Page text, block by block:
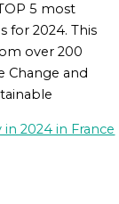
5 most
for 2024. This
over 200
Change and
2024 in France